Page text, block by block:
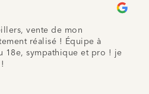
vente de mon
réalisé ! Équipe à
18e, sympathique et pro ! je